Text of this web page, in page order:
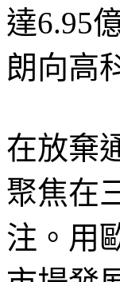
達6.95
朗向高
在放棄
聚焦在
注。用